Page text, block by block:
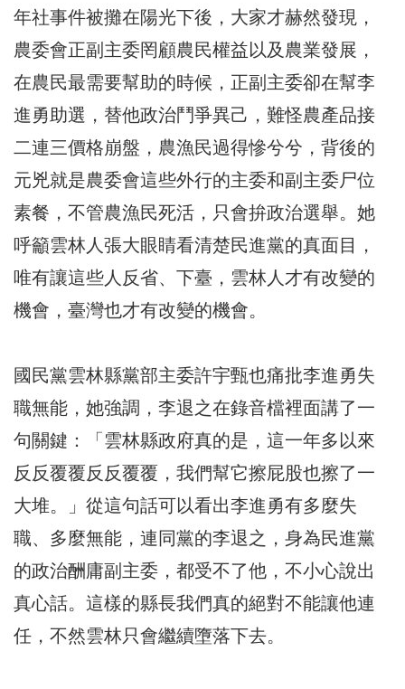
年社事件被攤在陽光下後，大家才赫然發現，
農委會正副主委罔顧農民權益以及農業發展，
在農民最需要幫助的時候，正副主委卻在幫李
進勇助選，替他政治鬥爭異己，難怪農產品接
二連三價格崩盤，農漁民過得慘兮兮，背後的
元兇就是農委會這些外行的主委和副主委尸位
素餐，不管農漁民死活，只會拚政治選舉。她
呼籲雲林人張大眼睛看清楚民進黨的真面目，
唯有讓這些人反省、下臺，雲林人才有改變的
機會，臺灣也才有改變的機會。
國民黨雲林縣黨部主委許宇甄也痛批李進勇失
職無能，她強調，李退之在錄音檔裡面講了一
句關鍵：「雲林縣政府真的是，這一年多以來
反反覆覆反反覆覆，我們幫它擦屁股也擦了一
大堆。」從這句話可以看出李進勇有多麼失
職、多麼無能，連同黨的李退之，身為民進黨
的政治酬庸副主委，都受不了他，不小心說出
真心話。這樣的縣長我們真的絕對不能讓他連
任，不然雲林只會繼續墮落下去。